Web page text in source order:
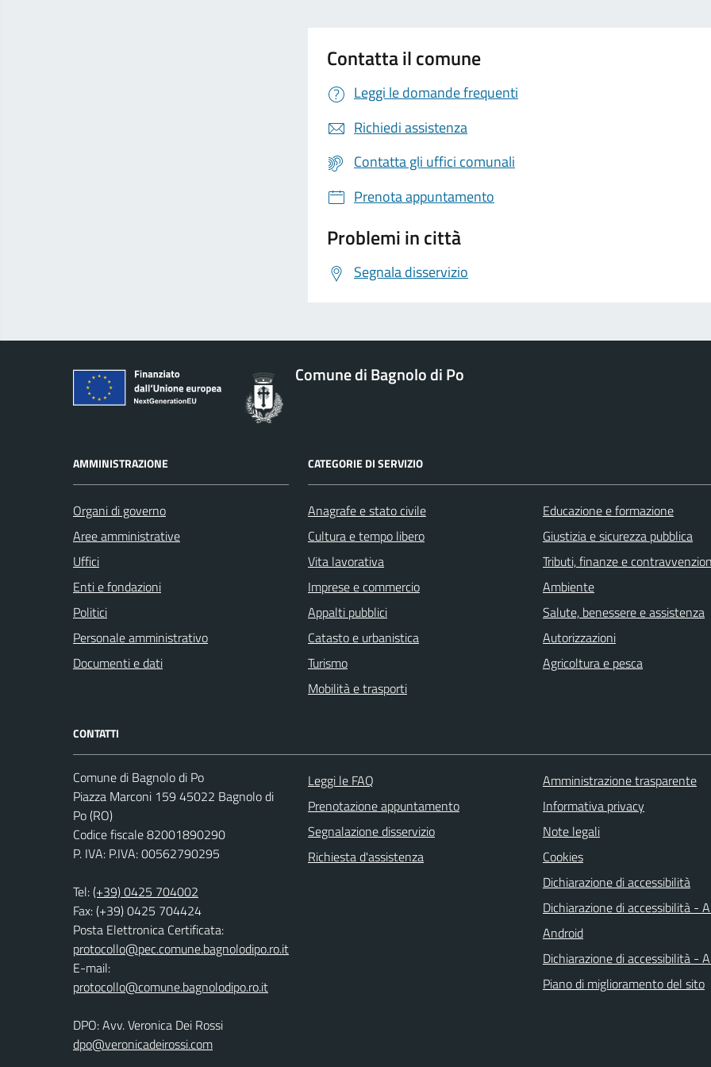
Contatta il comune
Leggi le domande frequenti
Richiedi assistenza
Contatta gli uffici comunali
Prenota appuntamento
Problemi in città
Segnala disservizio
Comune di Bagnolo di Po
AMMINISTRAZIONE
Organi di governo
Aree amministrative
Uffici
Enti e fondazioni
Politici
Personale amministrativo
Documenti e dati
CATEGORIE DI SERVIZIO
Anagrafe e stato civile
Cultura e tempo libero
Vita lavorativa
Imprese e commercio
Appalti pubblici
Catasto e urbanistica
Turismo
Mobilità e trasporti
Educazione e formazione
Giustizia e sicurezza pubblica
Tributi, finanze e
Ambiente
Salute, benessere e assistenza
Autorizzazioni
Agricoltura e pesca
CONTATTI
Comune di Bagnolo di Po
Piazza Marconi 159 45022 Bagnolo di
Po (RO)
Codice fiscale 82001890290
P. IVA: P.IVA: 00562790295
Tel:(+39) 0425 704002
Fax: (+39) 0425 704424
Posta Elettronica Certificata:
protocollo@pec.comune.bagnolodipo.ro.it
E-mail:
protocollo@comune.bagnolodipo.ro.it
DPO: Avv. Veronica Dei Rossi
dpo@veronicadeirossi.com
Leggi le FAQ
Prenotazione appuntamento
Segnalazione disservizio
Richiesta d'assistenza
Amministrazione trasparente
Informativa privacy
Note legali
Cookies
Dichiarazione di accessibilità
Dichiarazione di accessibilità -
Android
Dichiarazione di accessibilità -
Piano di miglioramento del sito